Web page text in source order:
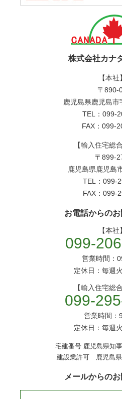
株式会社カナ
【本社】
〒890-
鹿児島県鹿児島市
TEL：099-
FAX：099-
【輸入住宅総
〒899-
鹿児島県鹿児島
TEL：099-
FAX：099-
お電話からの
【本社】
099-
営業時間：
定休日：毎週火
【輸入住宅総
099-
営業時間：
定休日：毎週火
宅建番号 鹿児島県知
建設業許可 鹿児島県
メールからの